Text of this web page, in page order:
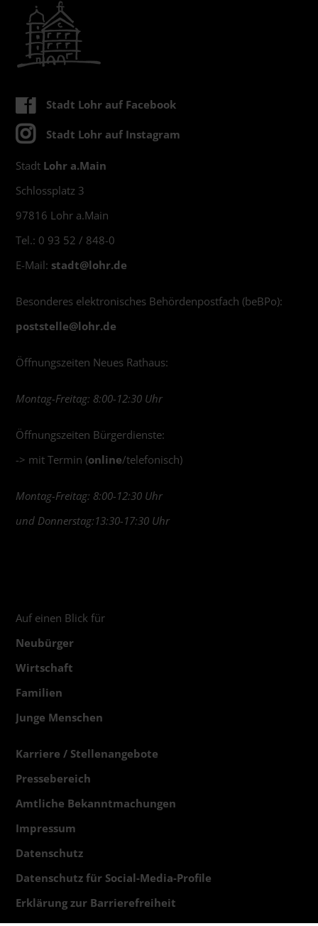
Stadt Lohr auf Facebook
Stadt Lohr auf Instagram
Stadt Lohr a.Main
Schlossplatz 3
97816 Lohr a.Main
Tel.: 0 93 52 / 848-0
E-Mail: stadt@lohr.de
Besonderes elektronisches Behördenpostfach (beBPo):
poststelle@lohr.de
Öffnungszeiten Neues Rathaus:
Montag-Freitag: 8:00-12:30 Uhr
Öffnungszeiten Bürgerdienste:
-> mit Termin (online/telefonisch)
Montag-Freitag: 8:00-12:30 Uhr
und Donnerstag:13:30-17:30 Uhr
Auf einen Blick für
Neubürger
Wirtschaft
Familien
Junge Menschen
Karriere / Stellenangebote
Pressebereich
Amtliche Bekanntmachungen
Impressum
Datenschutz
Datenschutz für Social-Media-Profile
Erklärung zur Barrierefreiheit